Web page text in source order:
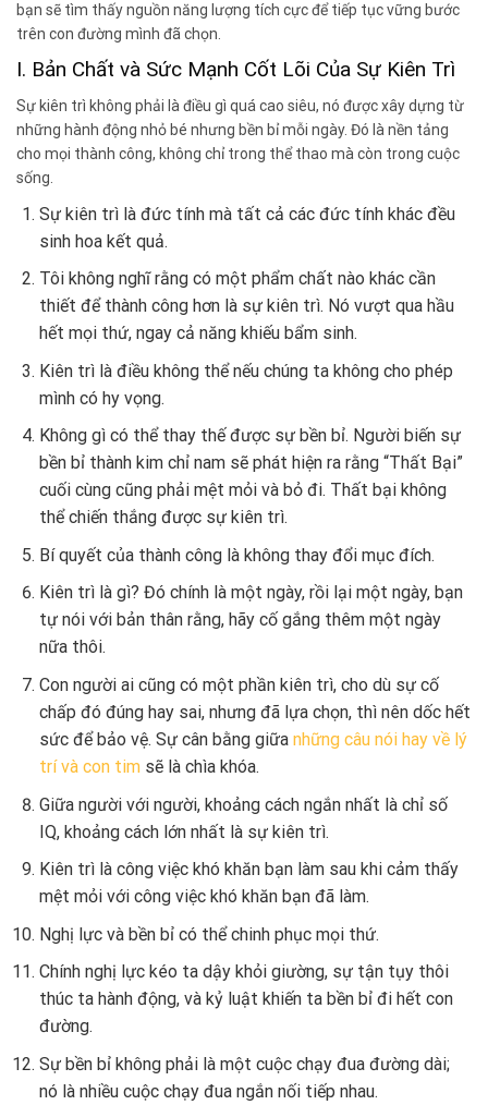
bạn sẽ tìm thấy nguồn năng lượng tích cực để tiếp tục vững bước
trên con đường mình đã chọn.
I. Bản Chất và Sức Mạnh Cốt Lõi Của Sự Kiên Trì
Sự kiên trì không phải là điều gì quá cao siêu, nó được xây dựng từ
những hành động nhỏ bé nhưng bền bỉ mỗi ngày. Đó là nền tảng
cho mọi thành công, không chỉ trong thể thao mà còn trong cuộc
sống.
Sự kiên trì là đức tính mà tất cả các đức tính khác đều
sinh hoa kết quả.
Tôi không nghĩ rằng có một phẩm chất nào khác cần
thiết để thành công hơn là sự kiên trì. Nó vượt qua hầu
hết mọi thứ, ngay cả năng khiếu bẩm sinh.
Kiên trì là điều không thể nếu chúng ta không cho phép
mình có hy vọng.
Không gì có thể thay thế được sự bền bỉ. Người biến sự
bền bỉ thành kim chỉ nam sẽ phát hiện ra rằng “Thất Bại”
cuối cùng cũng phải mệt mỏi và bỏ đi. Thất bại không
thể chiến thắng được sự kiên trì.
Bí quyết của thành công là không thay đổi mục đích.
Kiên trì là gì? Đó chính là một ngày, rồi lại một ngày, bạn
tự nói với bản thân rằng, hãy cố gắng thêm một ngày
nữa thôi.
Con người ai cũng có một phần kiên trì, cho dù sự cố
chấp đó đúng hay sai, nhưng đã lựa chọn, thì nên dốc hết
sức để bảo vệ. Sự cân bằng giữa những câu nói hay về lý
trí và con timsẽ là chìa khóa.
Giữa người với người, khoảng cách ngắn nhất là chỉ số
IQ, khoảng cách lớn nhất là sự kiên trì.
Kiên trì là công việc khó khăn bạn làm sau khi cảm thấy
mệt mỏi với công việc khó khăn bạn đã làm.
Nghị lực và bền bỉ có thể chinh phục mọi thứ.
Chính nghị lực kéo ta dậy khỏi giường, sự tận tụy thôi
thúc ta hành động, và kỷ luật khiến ta bền bỉ đi hết con
đường.
Sự bền bỉ không phải là một cuộc chạy đua đường dài;
nó là nhiều cuộc chạy đua ngắn nối tiếp nhau.